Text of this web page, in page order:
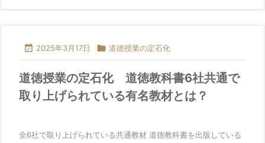
 2025年3月17日  道徳授業の定石化
道徳授業の定石化 道徳教科書6社共通で
取り上げられている有名教材とは？
全6社で取り上げられている共通教材 道徳教科書を出版している